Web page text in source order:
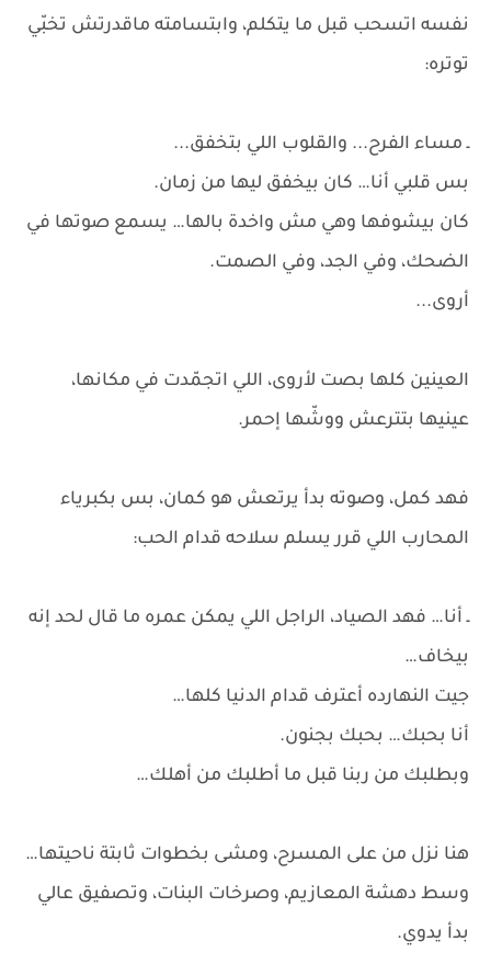
نفسه اتسحب قبل ما يتكلم، وابتسامته ماقدرتش تخبّي
توتره:
ـ مساء الفرح... والقلوب اللي بتخفق...
بس قلبي أنا… كان بيخفق ليها من زمان.
كان بيشوفها وهي مش واخدة بالها… يسمع صوتها في
الضحك، وفي الجد، وفي الصمت.
أروى...
العينين كلها بصت لأروى، اللي اتجمّدت في مكانها،
عينيها بتترعش ووشّها إحمر.
فهد كمل، وصوته بدأ يرتعش هو كمان، بس بكبرياء
المحارب اللي قرر يسلم سلاحه قدام الحب:
ـ أنا… فهد الصياد، الراجل اللي يمكن عمره ما قال لحد إنه
بيخاف…
جيت النهارده أعترف قدام الدنيا كلها…
أنا بحبك… بحبك بجنون.
وبطلبك من ربنا قبل ما أطلبك من أهلك…
هنا نزل من على المسرح، ومشى بخطوات ثابتة ناحيتها…
وسط دهشة المعازيم، وصرخات البنات، وتصفيق عالي
بدأ يدوي.